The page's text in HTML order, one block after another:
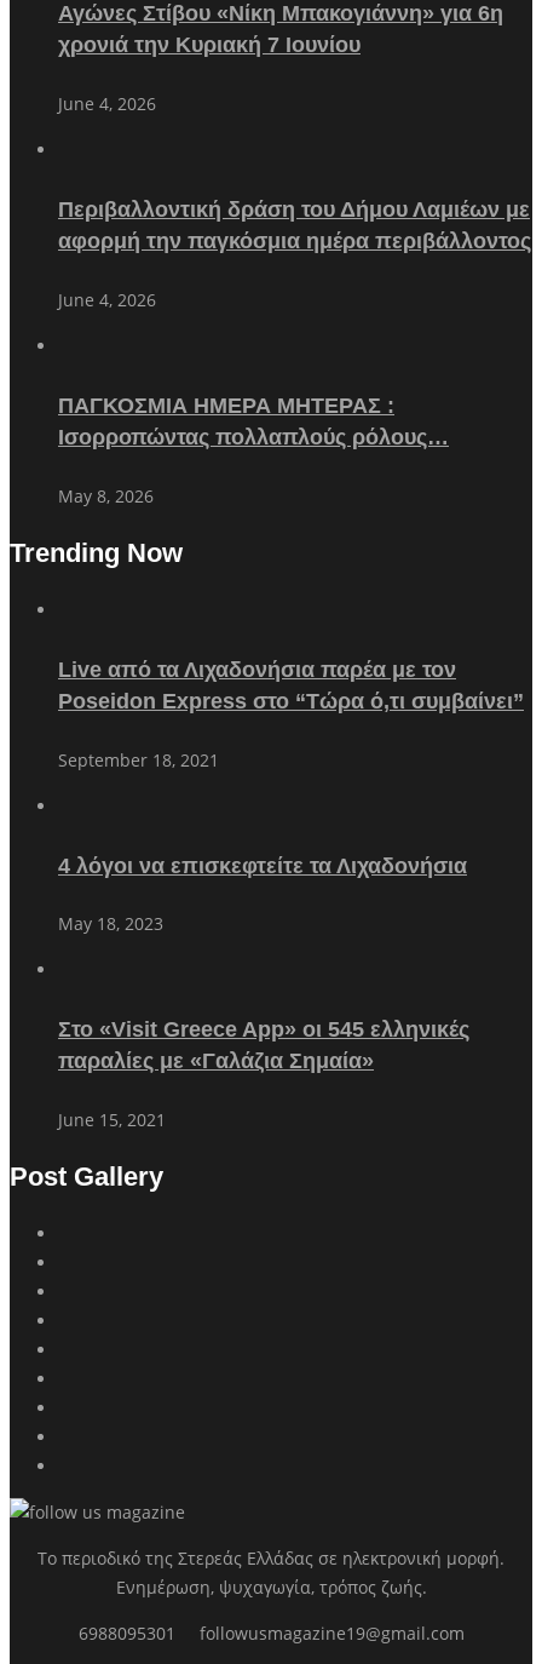
Αγώνες Στίβου «Νίκη Μπακογιάννη» για 6η
χρονιά την Κυριακή 7 Ιουνίου
June 4, 2026
Περιβαλλοντική δράση του Δήμου Λαμιέων με
αφορμή την παγκόσμια ημέρα περιβάλλοντος
June 4, 2026
ΠΑΓΚΟΣΜΙΑ ΗΜΕΡΑ ΜΗΤΕΡΑΣ :
Ισορροπώντας πολλαπλούς ρόλους…
May 8, 2026
Trending Now
Live από τα Λιχαδονήσια παρέα με τον
Poseidon Express στο “Τώρα ό,τι συμβαίνει”
September 18, 2021
4 λόγοι να επισκεφτείτε τα Λιχαδονήσια
May 18, 2023
Στο «Visit Greece App» οι 545 ελληνικές
παραλίες με «Γαλάζια Σημαία»
June 15, 2021
Post Gallery
Το περιοδικό της Στερεάς Ελλάδας σε ηλεκτρονική μορφή.
Ενημέρωση, ψυχαγωγία, τρόπος ζωής.
6988095301 followusmagazine19@gmail.com